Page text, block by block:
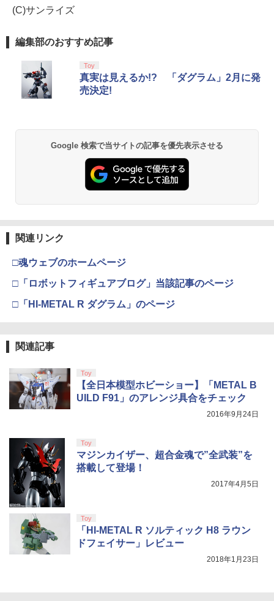
(C)サンライズ
編集部のおすすめ記事
Toy
真実は見えるか!? 「ダグラム」2月に発
売決定!
Google 検索で当サイトの記事を優先表示させる
関連リンク
□魂ウェブのホームページ
□「ロボットフィギュアブログ」当該記事のページ
□「HI-METAL R ダグラム」のページ
関連記事
Toy
【全日本模型ホビーショー】「METAL B
UILD F91」のアレンジ具合をチェック
2016年9月24日
Toy
マジンカイザー、超合金魂で”全武装”を
搭載して登場！
2017年4月5日
Toy
「HI-METAL R ソルティック H8 ラウン
ドフェイサー」レビュー
2018年1月23日